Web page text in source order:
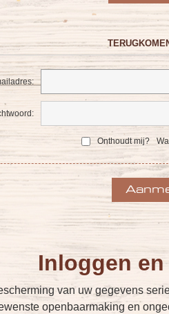
Onthoudt mij?
Inloggen
van uw gegevens
openbaarmaking en